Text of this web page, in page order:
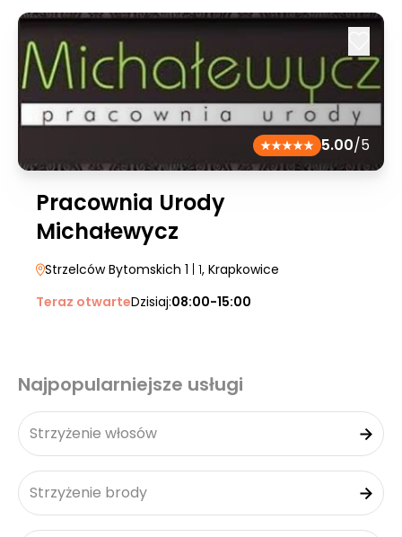
5.00/5
Pracownia Urody
Michałewycz
Strzelców Bytomskich 1 | 1, Krapkowice
Teraz otwarteDzisiaj:08:00-15:00
Najpopularniejsze usługi
Strzyżenie włosów
Strzyżenie brody